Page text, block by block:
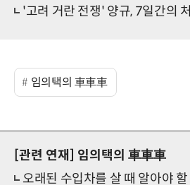
'고려 거란 전쟁' 양규, 7일간의 처
임의택의 車車車
[관련 연재]
임의택의 車車車
오래된 수입차를 살 때 알아야